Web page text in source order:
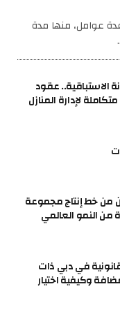
عوامل، منها مدة
الاستباقية.. عقود
لإدارة المنازل
رقم 30 مليون من خط إنتاج مجموعة
في دبي ذات
وكيفية اختيار